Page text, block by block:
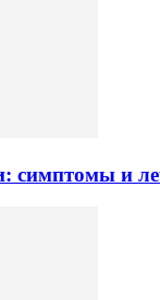
симптомы и